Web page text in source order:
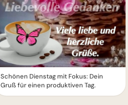
Schönen Dienstag mit Fokus: Dein
Gruß für einen produktiven Tag.